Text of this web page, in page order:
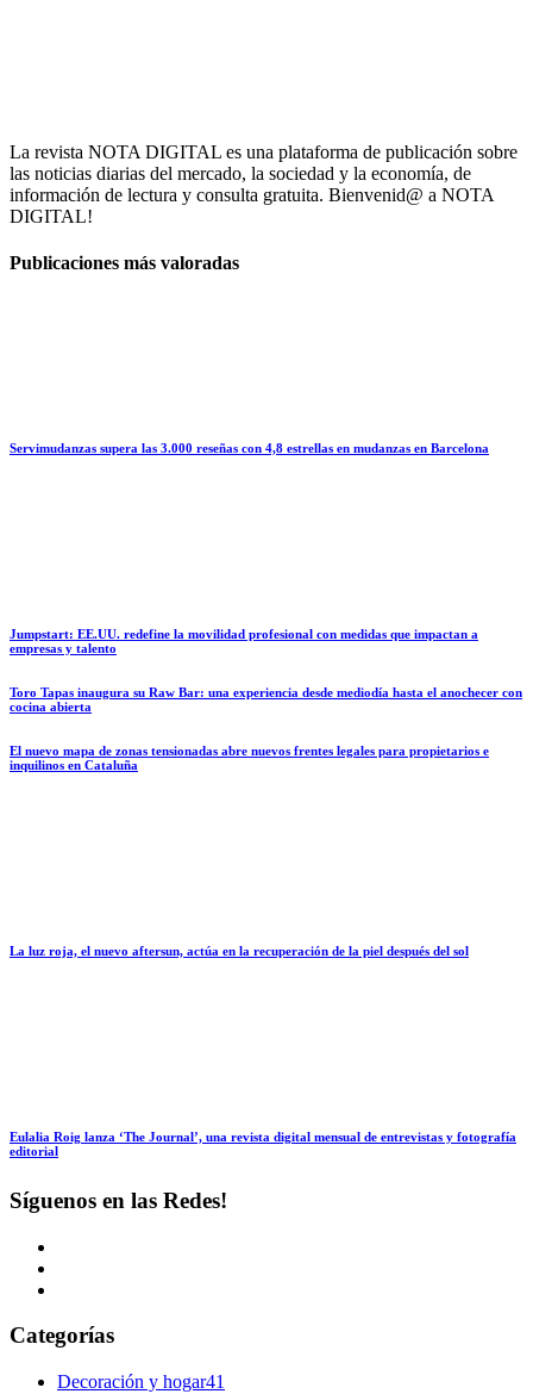
La revista NOTA DIGITAL es una plataforma de publicación sobre
las noticias diarias del mercado, la sociedad y la economía, de
información de lectura y consulta gratuita. Bienvenid@ a NOTA
DIGITAL!
Publicaciones más valoradas
Servimudanzas supera las 3.000 reseñas con 4,8 estrellas en mudanzas en Barcelona
Jumpstart: EE.UU. redefine la movilidad profesional con medidas que impactan a
empresas y talento
Toro Tapas inaugura su Raw Bar: una experiencia desde mediodía hasta el anochecer con
cocina abierta
El nuevo mapa de zonas tensionadas abre nuevos frentes legales para propietarios e
inquilinos en Cataluña
La luz roja, el nuevo aftersun, actúa en la recuperación de la piel después del sol
Eulalia Roig lanza ‘The Journal’, una revista digital mensual de entrevistas y fotografía
editorial
Síguenos en las Redes!
Categorías
Decoración y hogar41